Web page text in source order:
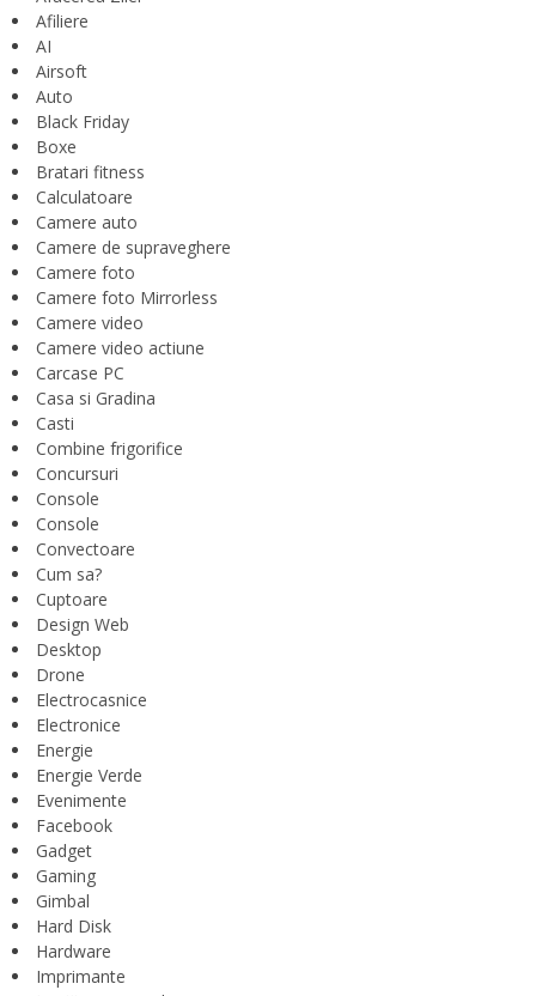
Afiliere
AI
Airsoft
Auto
Black Friday
Boxe
Bratari fitness
Calculatoare
Camere auto
Camere de supraveghere
Camere foto
Camere foto Mirrorless
Camere video
Camere video actiune
Carcase PC
Casa si Gradina
Casti
Combine frigorifice
Concursuri
Console
Console
Convectoare
Cum sa?
Cuptoare
Design Web
Desktop
Drone
Electrocasnice
Electronice
Energie
Energie Verde
Evenimente
Facebook
Gadget
Gaming
Gimbal
Hard Disk
Hardware
Imprimante